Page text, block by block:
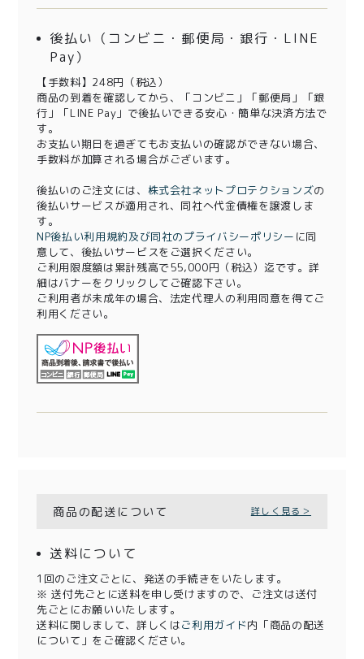
後払い（コンビニ・郵便局・銀行・LINE
Pay）
【手数料】248円（税込）
商品の到着を確認してから、「コンビニ」「郵便局」「銀
行」「LINE Pay」で後払いできる安心・簡単な決済方法で
す。
お支払い期日を過ぎてもお支払いの確認ができない場合、
手数料が加算される場合がございます。
後払いのご注文には、 株式会社ネットプロテクションズの
後払いサービスが適用され、同社へ代金債権を譲渡しま
す。
NP後払い利用規約及び同社のプライバシーポリシー に同
意して、後払いサービスをご選択ください。
ご利用限度額は累計残高で55,000円（税込）迄です。詳
細はバナーをクリックしてご確認下さい。
ご利用者が未成年の場合、法定代理人の利用同意を得てご
利用ください。
商品の配送について 詳しく見る＞
送料について
1回のご注文ごとに、発送の手続きをいたします。
※ 送付先ごとに送料を申し受けますので、ご注文は送付
先ごとにお願いいたします。
送料に関しまして、詳しくはご利用ガイド内「商品の配送
について」をご確認ください。